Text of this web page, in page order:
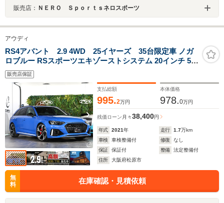
販売店： ＮＥＲＯ Ｓｐｏｒｔｓネロスポーツ
アウディ
RS4アバント 2.9 4WD 25イヤーズ 35台限定車 ノガ
ロブルー RSスポーツエキゾーストシステム 20インチ 5ア
ームフラッグデザイングロスアンスラサイト/ブラックポ
販売店保証
支払総額
995.2万円
本体価格
978.0万円
残価ローン 月々38,400円
年式 2021年 走行 1.7万km
車検
車検整備付 修復
なし
保証
保証付 整備
法定整備付
住所
大阪府松原市
無
料
在庫確認・見積依頼